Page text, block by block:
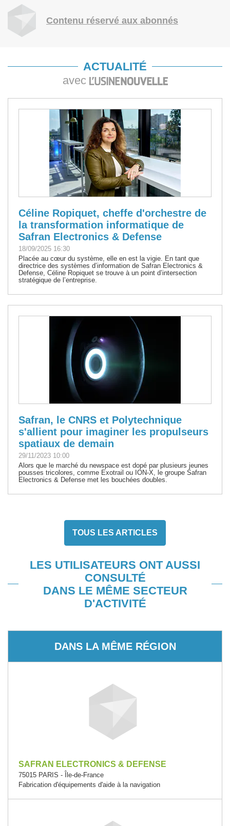
Contenu réservé aux abonnés
ACTUALITÉ
avec
Céline Ropiquet, cheffe d'orchestre de
la transformation informatique de
Safran Electronics & Defense
18/09/2025 16:30
Placée au cœur du système, elle en est la vigie. En tant que
directrice des systèmes d’information de Safran Electronics &
Defense, Céline Ropiquet se trouve à un point d’intersection
stratégique de l’entreprise.
Safran, le CNRS et Polytechnique
s'allient pour imaginer les propulseurs
spatiaux de demain
29/11/2023 10:00
Alors que le marché du newspace est dopé par plusieurs jeunes
pousses tricolores, comme Exotrail ou ION-X, le groupe Safran
Electronics & Defense met les bouchées doubles.
TOUS LES ARTICLES
LES UTILISATEURS ONT AUSSI
CONSULTÉ
DANS LE MÊME SECTEUR
D'ACTIVITÉ
DANS LA MÊME RÉGION
SAFRAN ELECTRONICS & DEFENSE
75015 PARIS - Île-de-France
Fabrication d'équipements d'aide à la navigation